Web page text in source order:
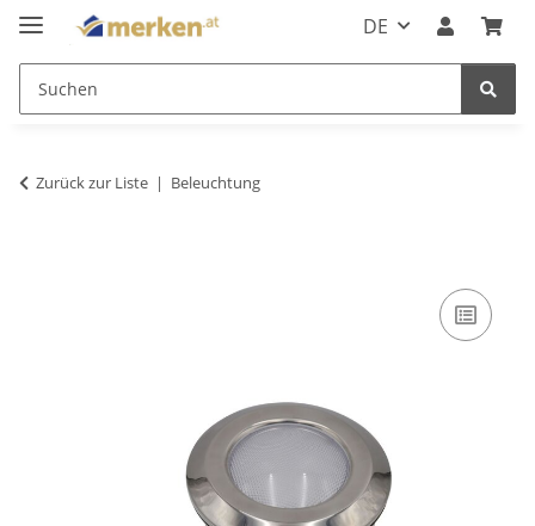
DE
Zurück zur Liste Beleuchtung